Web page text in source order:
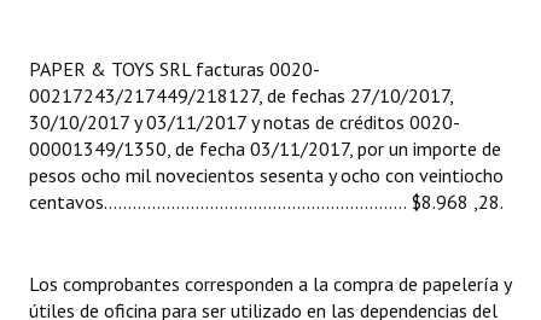
Datos Históricos
Premio al Mérito - Registro
Audiencias Públicas - Registro
PAPER & TOYS SRL facturas 0020-
00217243/217449/218127, de fechas 27/10/2017,
30/10/2017 y 03/11/2017 y notas de créditos 0020-
00001349/1350, de fecha 03/11/2017, por un importe de
pesos ocho mil novecientos sesenta y ocho con veintiocho
centavos............................................................... $8.968 ,28.
Los comprobantes corresponden a la compra de papelería y
útiles de oficina para ser utilizado en las dependencias del